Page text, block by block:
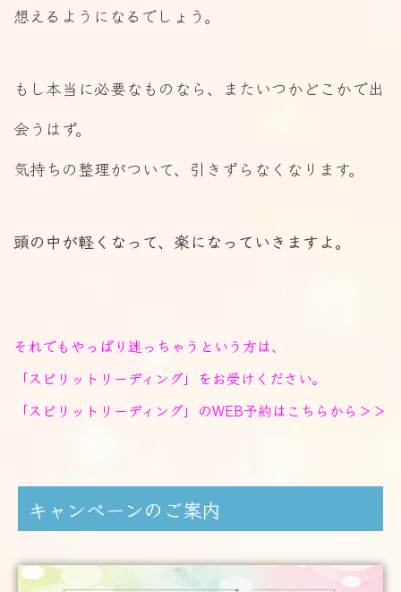
想えるようになるでしょう。
もし本当に必要なものなら、またいつかどこかで出
会うはず。
気持ちの整理がついて、引きずらなくなります。
頭の中が軽くなって、楽になっていきますよ。
それでもやっぱり迷っちゃうという方は、
「スピリットリーディング」をお受けください。
「スピリットリーディング」のWEB予約はこちらから＞＞
キャンペーンのご案内